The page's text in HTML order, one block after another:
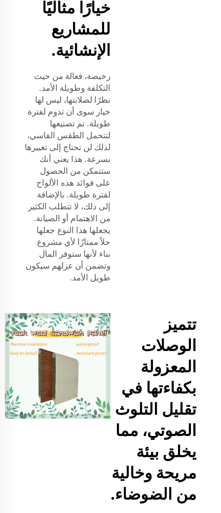
خيارًا مثاليًا
للمشاريع
الإنشائية.
رخيصة، فعالة من حيث
التكلفة وطويلة الأمد.
نظرًا لصلابتها، ليس لها
خيار سوى أن تدوم لفترة
طويلة. تم تصنيعها
لتتحمل الطقس القاسي،
لذلك لن تحتاج إلى تغييرها
بسرعة. هذا يعني أنك
ستتمكن من الحصول
على فوائد هذه الألواح
لفترة طويلة. بالإضافة
إلى ذلك، لا تتطلب الكثير
من الاهتمام أو الصيانة.
يجعلها هذا النوع جعلها
حلاً ممتازًا لأي مشروع
بناء لأنها ستوفر المال
وتضمن أن عزلهم سيكون
طويل الأمد.
تتميز
الوصلات
المعزولة
بكفاءتها في
تقليل التلوث
الصوتي، مما
يخلق بيئة
مريحة وخالية
من الضوضاء.